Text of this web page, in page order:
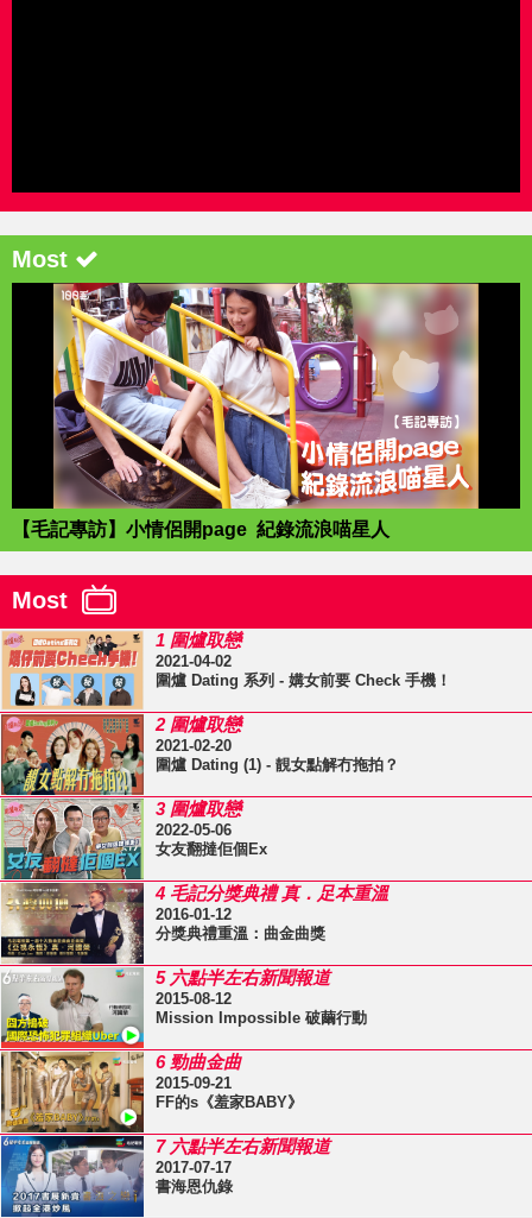
Most
【毛記專訪】小情侶開page 紀錄流浪喵星人
Most
1 圍爐取戀
2021-04-02
圍爐 Dating 系列 - 媾女前要 Check 手機！
2 圍爐取戀
2021-02-20
圍爐 Dating (1) - 靚女點解冇拖拍？
3 圍爐取戀
2022-05-06
女友翻撻佢個Ex
4 毛記分獎典禮 真．足本重溫
2016-01-12
分獎典禮重溫：曲金曲獎
5 六點半左右新聞報道
2015-08-12
Mission Impossible 破繭行動
6 勁曲金曲
2015-09-21
FF的s《羞家BABY》
7 六點半左右新聞報道
2017-07-17
書海恩仇錄